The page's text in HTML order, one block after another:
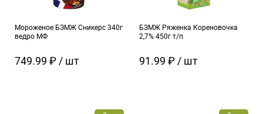
Мороженое БЗМЖ Сникерс 340г
ведро МФ
749.99 ₽ / шт
БЗМЖ Ряженка Кореновочка
2,7% 450г т/п
91.99 ₽ / шт